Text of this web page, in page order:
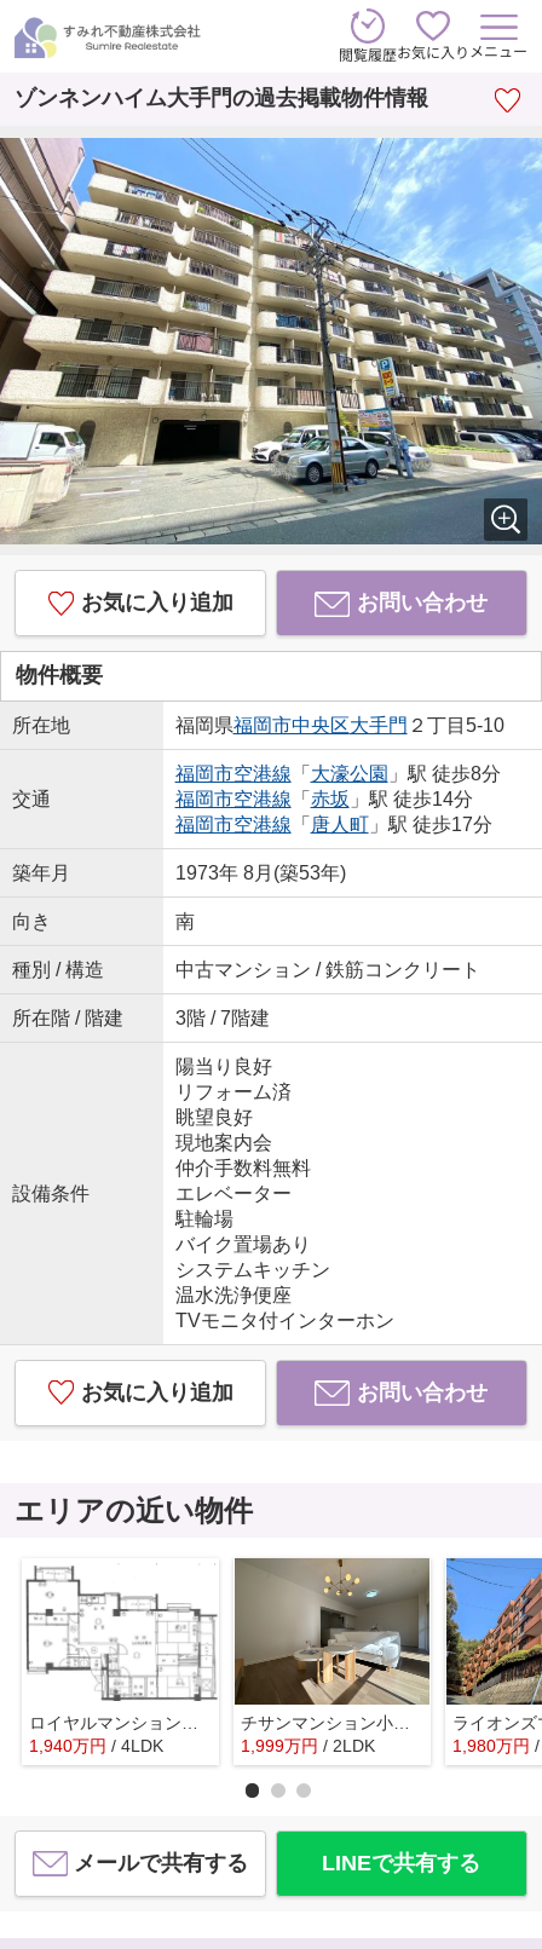
閲覧履歴お気に入り メニュー
ゾンネンハイム大手門の過去掲載物件情報
お気に入り追加 お問い合わせ
物件概要
所在地 福岡県福岡市中央区大手門 ２丁目5-10
交通
福岡市空港線 「 大濠公園 」駅 徒歩8分
福岡市空港線 「 赤坂 」駅 徒歩14分
福岡市空港線 「 唐人町」駅 徒歩17分
築年月 1973年 8月(築53年)
向き 南
種別 / 構造 中古マンション / 鉄筋コンクリート
所在階 / 階建 3階 / 7階建
設備条件
陽当り良好
リフォーム済
眺望良好
現地案内会
仲介手数料無料
エレベーター
駐輪場
バイク置場あり
システムキッチン
温水洗浄便座
TVモニタ付インターホン
お気に入り追加 お問い合わせ
エリアの近い物件
1,940万円 / 4LDK
チサンマンション小笹☆仲介手数料無料☆
1,999万円 / 2LDK 1,980万円
メールで共有する LINEで共有する